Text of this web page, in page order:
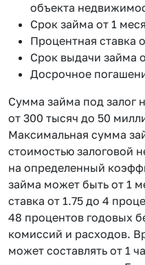
объекта
Срок займа от 1
Процентная ставка
Срок выдачи займа
Досрочное
Сумма займа под залог
от 300 тысяч до 50
Максимальная сумма
стоимостью залоговой
на определенный
займа может быть от 1
ставка от 1.75 до 4
48 процентов годовых
комиссий и расходов.
может составлять от 1